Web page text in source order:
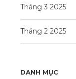
Tháng 3 2025
Tháng 2 2025
DANH MỤC